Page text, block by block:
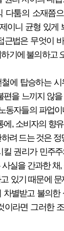
다툼의 소재쯤
이니 균형 있게
근법은 무엇이
기에 불의하고
에 탑승하는
편을 느끼지 않
동자들의 파업
에, 소비자의 향
려 드는 것은
킬 권리가 민주
실을 간과한 채,
있기 때문에
차별받고 불의
이라면 그러한